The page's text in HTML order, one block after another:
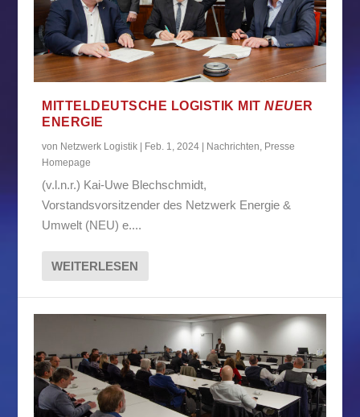
MITTELDEUTSCHE LOGISTIK MITNEU ER
ENERGIE
von Netzwerk Logistik | Feb. 1, 2024 | Nachrichten Presse
Homepage
(v.l.n.r.) Kai-Uwe Blechschmidt,
Vorstandsvorsitzender des Netzwerk Energie &
Umwelt (NEU) e....
WEITERLESEN